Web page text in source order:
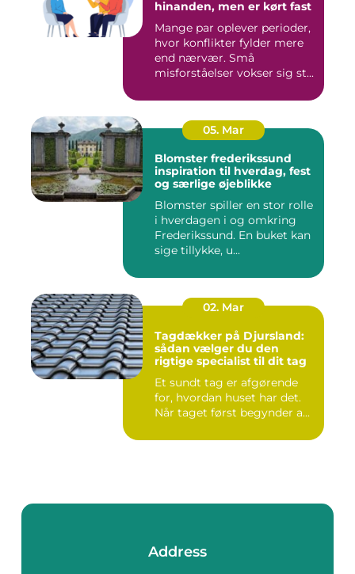
hinanden, men er kørt fast
Mange par oplever perioder,
hvor konflikter fylder mere
end nærvær. Små
misforståelser vokser sig st...
05. Mar
Blomster frederikssund
inspiration til hverdag, fest
og særlige øjeblikke
Blomster spiller en stor rolle
i hverdagen i og omkring
Frederikssund. En buket kan
sige tillykke, u...
02. Mar
Tagdækker på Djursland:
sådan vælger du den
rigtige specialist til dit tag
Et sundt tag er afgørende
for, hvordan huset har det.
Når taget først begynder a...
Address